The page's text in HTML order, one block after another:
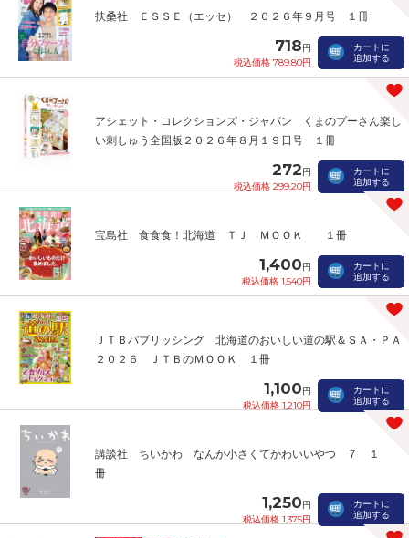
扶桑社 ＥＳＳＥ（エッセ） ２０２６年９月号 １冊
718円
税込価格 789.80円
カートに
追加する
アシェット・コレクションズ・ジャパン くまのプーさん楽し
い刺しゅう全国版２０２６年８月１９日号 １冊
272円
税込価格 299.20円
カートに
追加する
宝島社 食食食！北海道 ＴＪ ＭＯＯＫ １冊
1,400円
税込価格 1,540円
カートに
追加する
ＪＴＢパブリッシング 北海道のおいしい道の駅＆ＳＡ・ＰＡ
２０２６ ＪＴＢのＭＯＯＫ １冊
1,100円
税込価格 1,210円
カートに
追加する
講談社 ちいかわ なんか小さくてかわいいやつ ７ １
冊
1,250円
税込価格 1,375円
カートに
追加する